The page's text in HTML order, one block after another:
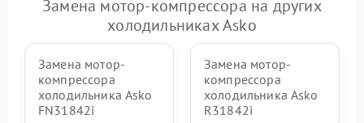
Замена мотор-компрессора на других
холодильниках Asko
Замена мотор-
компрессора
холодильника Asko
FN31842i
Замена мотор-
компрессора
холодильника Asko
R31842i